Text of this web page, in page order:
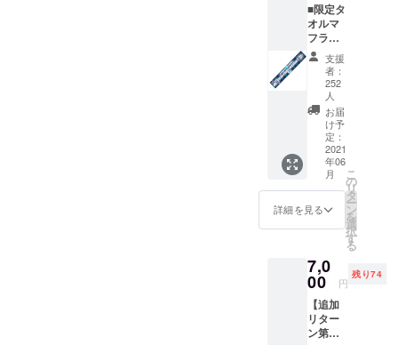
スト電
器スタ
ジアム
内/場所/
掲載期
間は未
定 ※3：
スポン
サー
ボード
に掲出
するお
名前を
欄」に
ご記載
特段の
記載が
ない場
合はご
本名を
ウド
ファン
ディン
グ限
定》
※1 特典
②・・
スポン
サー
ボード
に名前
を掲載
（ご支
によっ
てサイ
※2 ※1：
『選手
サイ
ン』
は、選
手の指
■限定タ
オルマ
フラー
《クラ
ウド
ファン
ディン
グ限
定》 特
①・・
【選手
直筆サ
イン入
り】オ
スト
カード
《クラ
ウド
ファン
ディン
支援
者：
252
人
お届
け予
定：
2021
年06
月
詳細を見る
こ
の
リ
タ
ー
ン
を
選
択
す
る
7,0
00 円
残り74
【追加
リター
ン第３